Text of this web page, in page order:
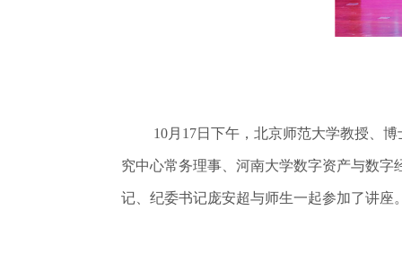
10月17日下午，北京师范大学教授、
究中心常务理事、河南大学数字资产与数
记、纪委书记庞安超与师生一起参加了讲座